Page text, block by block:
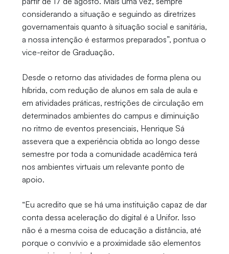
considerando a situação e seguindo as diretrizes
governamentais quanto à situação social e sanitária,
a nossa intenção é estarmos preparados”, pontua o
vice-reitor de Graduação.
Desde o retorno das atividades de forma plena ou
híbrida, com redução de alunos em sala de aula e
em atividades práticas, restrições de circulação em
determinados ambientes do campus e diminuição
no ritmo de eventos presenciais, Henrique Sá
assevera que a experiência obtida ao longo desse
semestre por toda a comunidade acadêmica terá
nos ambientes virtuais um relevante ponto de
apoio.
“Eu acredito que se há uma instituição capaz de dar
conta dessa aceleração do digital é a Unifor. Isso
não é a mesma coisa de educação a distância, até
porque o convívio e a proximidade são elementos